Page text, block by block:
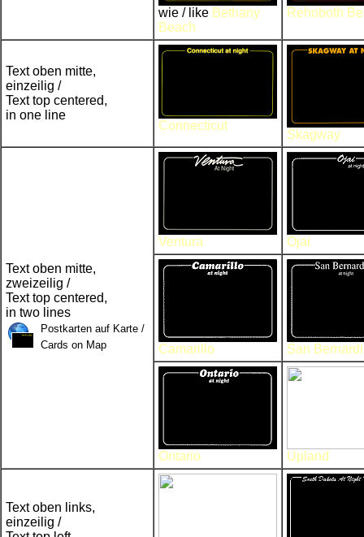
wie / like Bethany
Beach
Rehoboth
Text oben mitte,
einzeilig /
Text top centered,
in one line
Connecticut
Skagway
Text oben mitte,
zweizeilig /
Text top centered,
in two lines
Postkarten auf Karte /
Cards on Map
Ventura Ojai
Camarillo San
Ontario Upland
Text oben links,
einzeilig /